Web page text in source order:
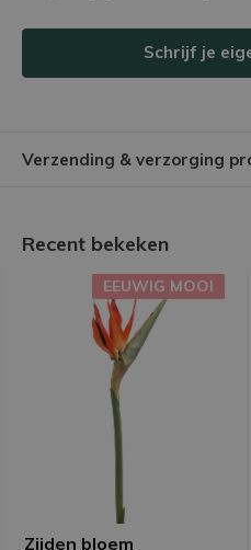
Schrijf je
Verzending & verzorging
Recent bekeken
Zijden bloem
EEUWIG MOOI